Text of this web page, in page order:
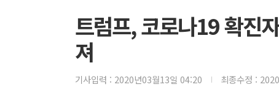
트럼프, 코로나19 확진
져
기사입력 : 2020년03월13일 04:20 최종수정 :